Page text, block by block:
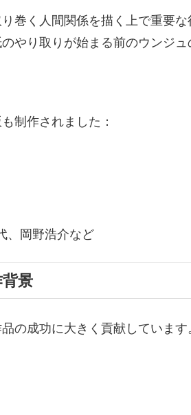
巻く人間関係を描く上で重要
やり取りが始まる前のウンジ
制作されました：
、岡野浩介など
景
の成功に大きく貢献しています